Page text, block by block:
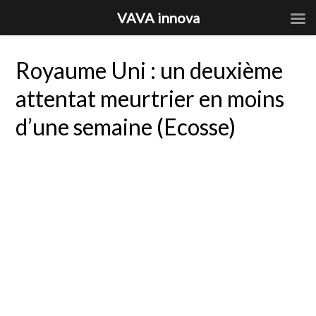
Royaume Uni : un deuxième
attentat meurtrier en moins
d’une semaine (Ecosse)
VAVA innova